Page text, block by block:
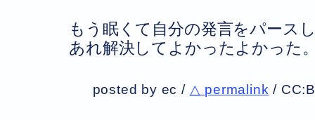
もう眠くて自分の発言をパース
あれ解決してよかったよかった
posted by ec / △ permalink /